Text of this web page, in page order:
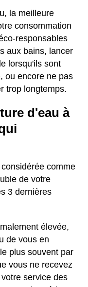
la meilleure
consommation
responsables
aux bains, lancer
lorsqu'ils sont
ou encore ne pas
trop longtemps.
d'eau à
comme
de votre
3 dernières
élevée,
de vous en
plus souvent par
vous ne recevez
service des